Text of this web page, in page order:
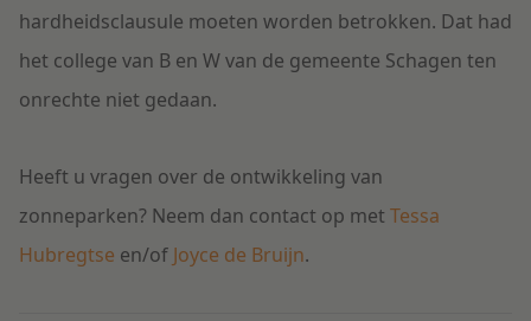
hardheidsclausule moeten worden betrokken. Dat had
het college van B en W van de gemeente Schagen ten
onrechte niet gedaan.
Heeft u vragen over de ontwikkeling van
zonneparken? Neem dan contact op met Tessa
Hubregtse en/of Joyce de Bruijn.